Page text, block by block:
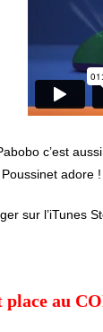
c’est
Poussinet adore !
sur l’iTunes
au